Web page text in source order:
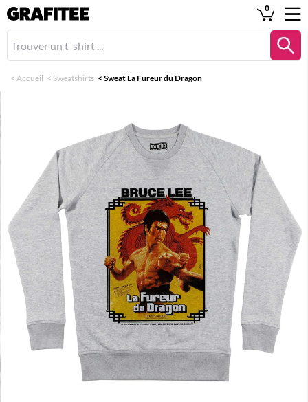
0
< Accueil < Sweatshirts < Sweat La Fureur du Dragon